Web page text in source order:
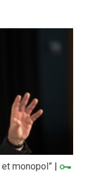
monopol” |